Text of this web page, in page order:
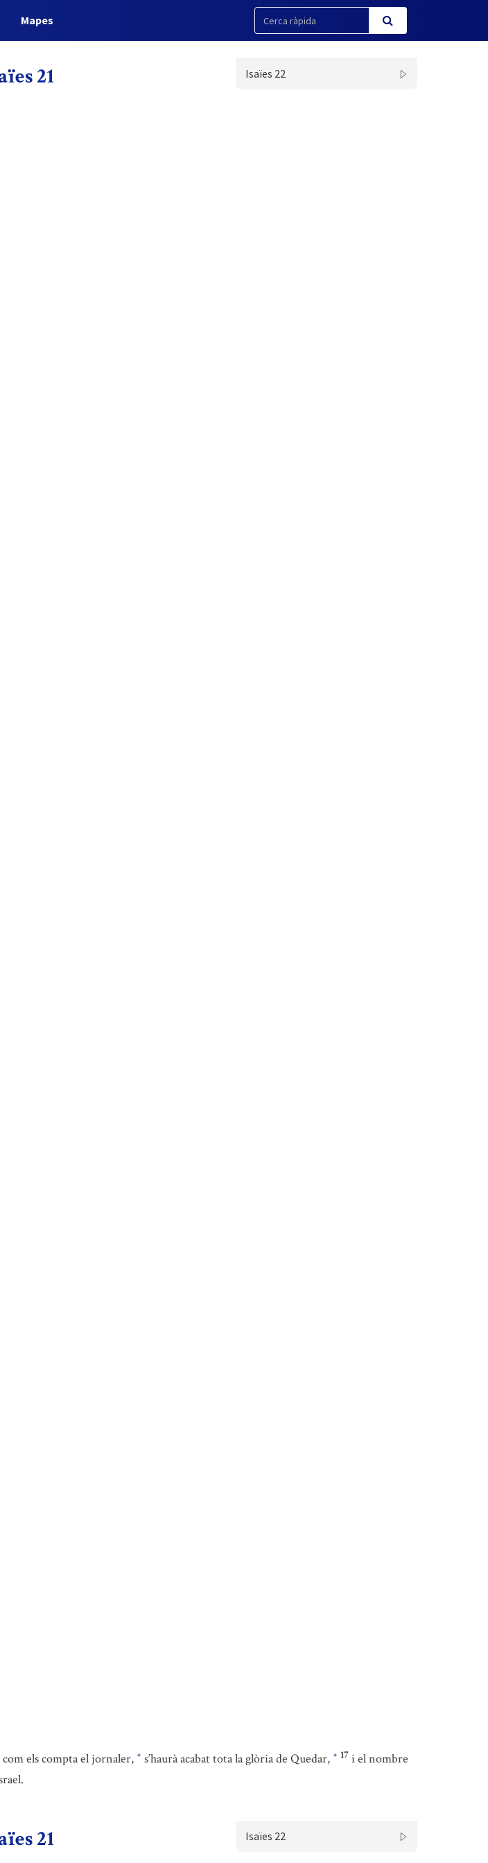
Mapes
21 Isaïes 22
com els compta el jornaler, * s’haurà acabat tota la glòria de Quedar, * 17 i el nombre
21 Isaïes 22